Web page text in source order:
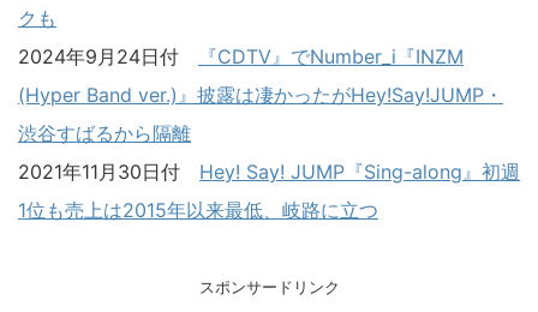
クも
2024年9月24日付
『CDTV』でNumber_i『INZM
(Hyper Band ver.)』披露は凄かったがHey!Say!JUMP・
渋谷すばるから隔離
2021年11月30日付 Hey! Say! JUMP『Sing-along』初週
1位も売上は2015年以来最低、岐路に立つ
スポンサードリンク